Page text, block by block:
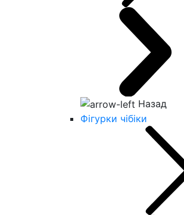
Назад
Фігурки чібіки